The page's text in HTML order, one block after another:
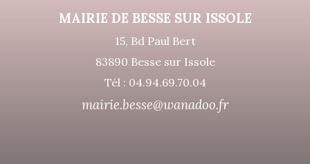
MAIRIE DE BESSE SUR ISSOLE
15, Bd Paul Bert
83890 Besse sur Issole
Tél : 04.94.69.70.04
mairie.besse@wanadoo.fr